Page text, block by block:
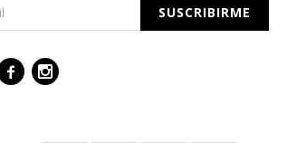
SUSCRIBIRME
 